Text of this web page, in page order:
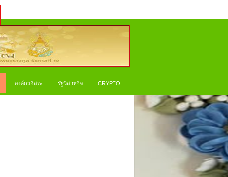
องค์กรอิสระ รัฐวิสาหกิจ CRYPTO